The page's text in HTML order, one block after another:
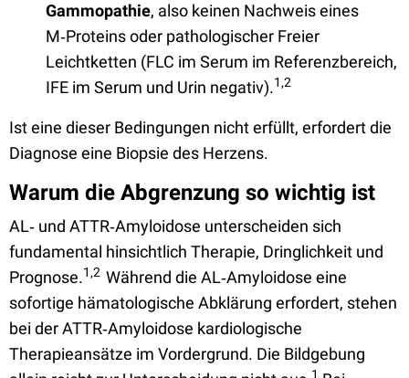
Gammopathie, also keinen Nachweis eines
M‑Proteins oder pathologischer Freier
Leichtketten (FLC im Serum im Referenzbereich,
IFE im Serum und Urin negativ).1,2
Ist eine dieser Bedingungen nicht erfüllt, erfordert die
Diagnose eine Biopsie des Herzens.
Warum die Abgrenzung so wichtig ist
AL‑ und ATTR‑Amyloidose unterscheiden sich
fundamental hinsichtlich Therapie, Dringlichkeit und
Prognose.1,2 Während die AL‑Amyloidose eine
sofortige hämatologische Abklärung erfordert, stehen
bei der ATTR‑Amyloidose kardiologische
Therapieansätze im Vordergrund. Die Bildgebung
1